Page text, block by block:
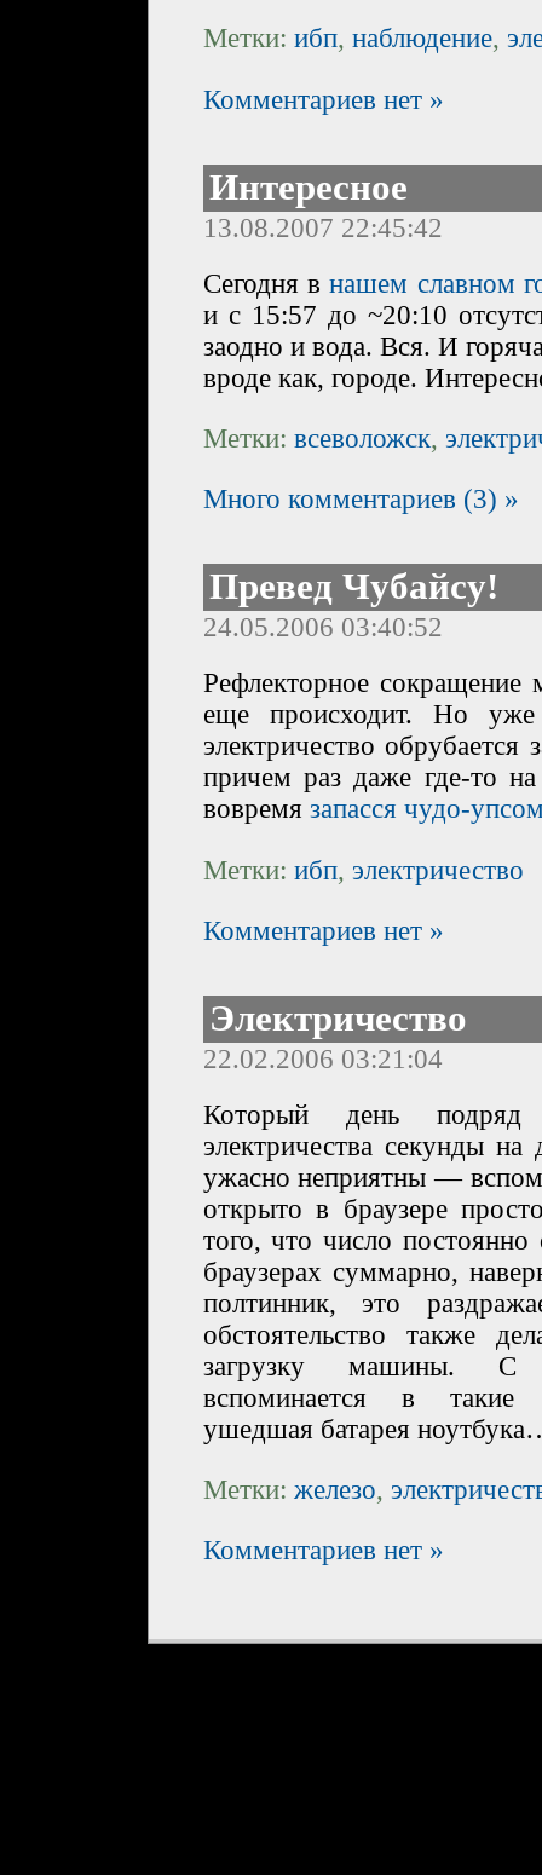
Метки: ибп, наблюдение,
Комментариев нет »
Интересное
13.08.2007 22:45:42
Сегодня внашем славном
и c 15:57 до ~20:10
заодно и вода. Вся. И
вроде как, городе.
Метки: всеволожск,
Много комментариев (3) »
Превед Чубайсу!
24.05.2006 03:40:52
Рефлекторное
еще происходит. Но
электричество обрубается
причем раз даже где-то
вовремя запасся чудо-
Метки: ибп, электричество
Комментариев нет »
Электричество
22.02.2006 03:21:04
Который день подряд
электричества секунды
ужасно неприятны —
открыто в браузере
того, что число
браузерах суммарно,
полтинник, это
обстоятельство также
загрузку машины. С
вспоминается в такие
ушедшая батарея
Метки: железо,
Комментариев нет »